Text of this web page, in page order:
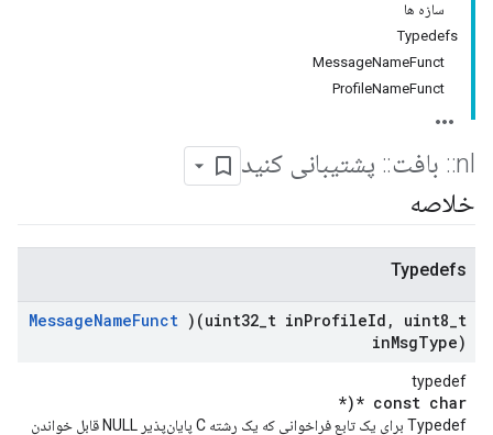
سازه ها
Typedefs
MessageNameFunct
ProfileNameFunct
nl
:: بافت:: پشتیبانی کنید
خلاصه
Typedefs
MessageNameFunct )(uint32 t inProfileId , uint8 t
inMsgType)
typedef
const char *(*
Typedef برای یک تابع فراخوانی که یک رشته C پایان‌پذیر NULL قابل خواندن